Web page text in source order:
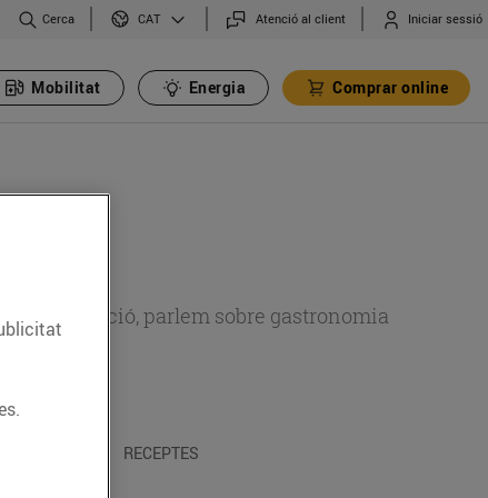
Cerca CAT Atenció al client Iniciar sessió
Mobilitat Energia Comprar online
alimentació, parlem sobre gastronomia
RECEPTES